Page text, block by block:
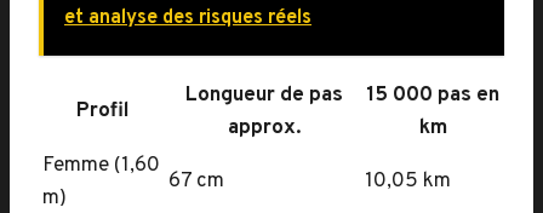
et analyse des risques réels
Profil
Longueur de pas
approx.
15 000 pas en
km
Femme (1,60
m)
67 cm 10,05 km